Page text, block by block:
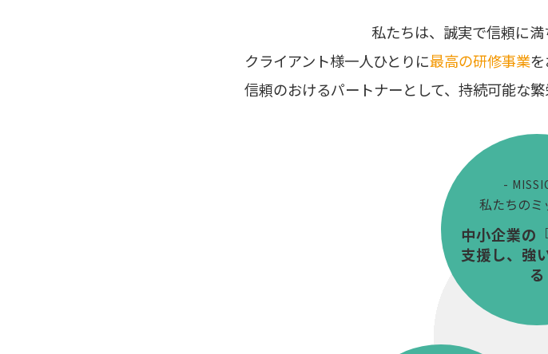
私たちは、誠実で信頼に満
クライアント様一人ひとりに最高の研修事業を
信頼のおけるパートナーとして、持続可能な
-
私たちのミ
中小企業の
支援し、強
る